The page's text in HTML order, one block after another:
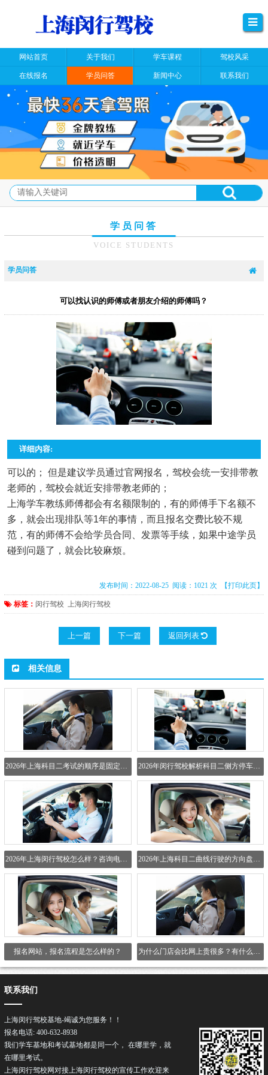
网站首页 关于我们 学车课程 驾校风采
在线报名 学员问答 新闻中心 联系我们
学员问答
VOICE STUDENTS
学员问答
可以找认识的师傅或者朋友介绍的师傅吗？
详细内容:
可以的； 但是建议学员通过官网报名，驾校会统一安排带教
老师的，驾校会就近安排带教老师的；
上海学车教练师傅都会有名额限制的，有的师傅手下名额不
多，就会出现排队等1年的事情，而且报名交费比较不规
范，有的师傅不会给学员合同、发票等手续，如果中途学员
碰到问题了，就会比较麻烦。
发布时间：2022-08-25 阅读：1021 次 【打印此页】
标签： 闵行驾校 上海闵行驾校
上一篇 下一篇 返回列表
相关信息
2026年上海科目二考试的顺序是固定的吗？ 2026年闵行驾校解析科目二侧方停车的入库点位怎么找？
报名网站，报名流程是怎么样的？ 为什么门店会比网上贵很多？有什么区别吗？
联系我们
上海闵行驾校基地-竭诚为您服务！！
报名电话: 400-632-8938
我们学车基地和考试基地都是同一个， 在哪里学，就
在哪里考试。
上海闵行驾校网对接上海闵行驾校的宣传工作欢迎来